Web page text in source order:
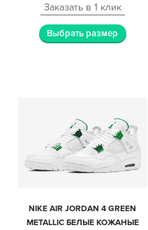
Заказать в 1 клик
Выбрать размер
NIKE AIR JORDAN 4 GREEN
METALLIC БЕЛЫЕ КОЖАНЫЕ